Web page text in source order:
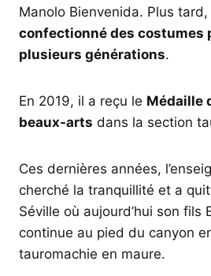
Manolo Bienvenida. Plus tard,
confectionné des costumes
plusieurs générations.
En 2019, il a reçu le Médaille
beaux-arts dans la section
Ces dernières années,
cherché la tranquillité et a
Séville où aujourd’hui son fils
continue au pied du canyon
tauromachie en maure.